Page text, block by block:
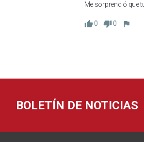
Me sorprendió que
0 0
BOLETÍN DE NOTICIAS